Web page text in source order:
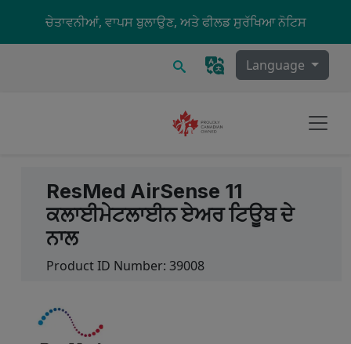
Skip to main content
ਚੇਤਾਵਨੀਆਂ, ਵਾਪਸ ਬੁਲਾਉਣ, ਅਤੇ ਫੀਲਡ ਸੁਰੱਖਿਆ ਨੋਟਿਸ
Language
ResMed AirSense 11
ਕਲਾਈਮੇਟਲਾਈਨ ਏਅਰ ਟਿਊਬ ਦੇ
ਨਾਲ
Product ID Number: 39008